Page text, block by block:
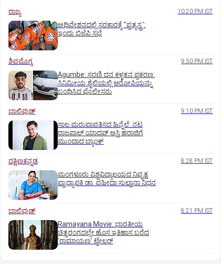
ರಾಜ್ಯ 10:20 PM IST
ಅಧಿವೇಶನದಲ್ಲಿ ಸರಕಾರಕ್ಕೆ "ಪ್ರತ್ಯಸ್ತ್ರ':
ಇಂದು ಬಿಜೆಪಿ ಸಭೆ
ಶಿವಮೊಗ್ಗ 9:50 PM IST
Agumbe: ಸರಣಿ ದನ ಕಳ್ಳತನ ಪ್ರಕರಣ:
ಸಿನಿಮೀಯ ಶೈಲಿಯಲ್ಲಿ ಆರೋಪಿಯನ್ನು
ಬಂಧಿಸಿದ ಪೊಲೀಸರು
ಬಾಲಿವುಡ್‌ 9:10 PM IST
ಸಾಲ ಮರುಪಾವತಿಸದ ಹಿನ್ನೆಲೆ: ನಟ
ರಾಜಪಾಲ್ ಯಾದವ್‌ ಆಸ್ತಿ ಹರಾಜಿಗೆ
ಮುಂದಾದ ಬ್ಯಾಂಕ್
ದಕ್ಷಿಣಕನ್ನಡ 8:28 PM IST
ಮಂಗಳೂರು ವಿಶ್ವವಿದ್ಯಾಲಯದ ನಿವೃತ್ತ
ಪ್ರಾಧ್ಯಾಪಕಿ ಡಾ. ವಹೀದಾ ಸುಲ್ತಾನಾ ನಿಧನ
ಬಾಲಿವುಡ್‌ 8:21 PM IST
Ramayana Movie: ಭಾರತೀಯ
ಚಿತ್ರರಂಗದಲ್ಲೇ ಹೊಸ ಇತಿಹಾಸ ಬರೆದ
ʼರಾಮಾಯಣʼ ಟ್ರೇಲರ್